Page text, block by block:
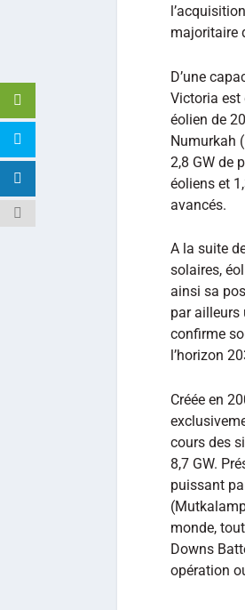
majoritaire
D’une
Victoria est
éolien de
Numurkah
2,8 GW de
éoliens et
avancés.
A la suite
solaires,
ainsi sa
par ailleurs
confirme
l’horizon
Créée en
cours des
8,7 GW.
puissant
monde,
Downs
opération